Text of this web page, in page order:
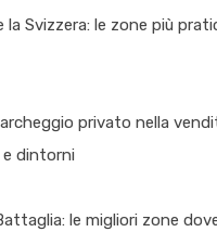
la Svizzera: le zone più
privato nella
e dintorni
le migliori zone